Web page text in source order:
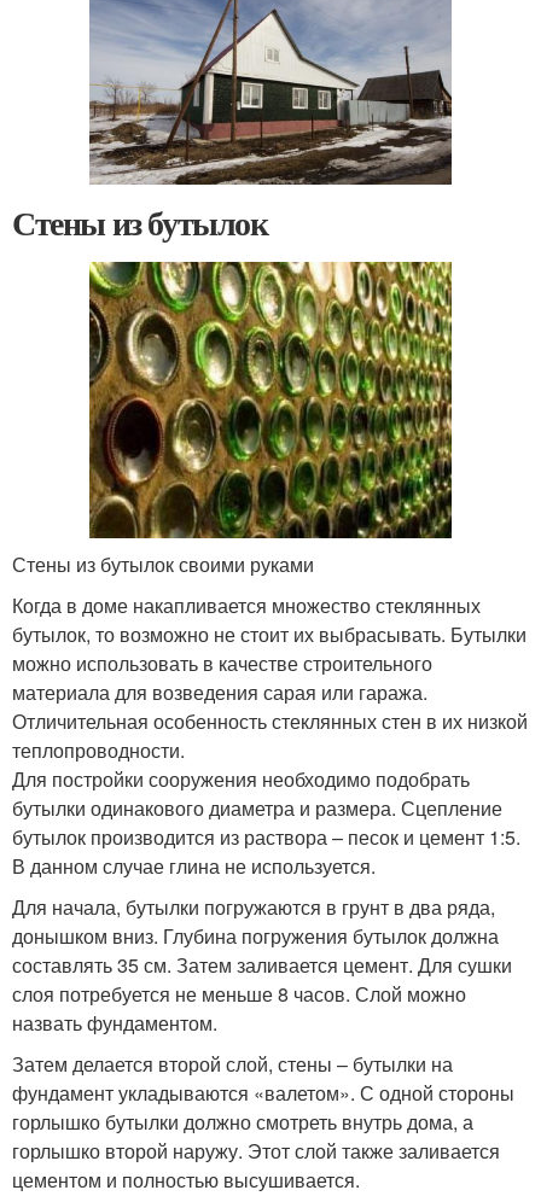
Стены из бутылок
Стены из бутылок своими руками
Когда в доме накапливается множество стеклянных
бутылок, то возможно не стоит их выбрасывать. Бутылки
можно использовать в качестве строительного
материала для возведения сарая или гаража.
Отличительная особенность стеклянных стен в их низкой
теплопроводности.
Для постройки сооружения необходимо подобрать
бутылки одинакового диаметра и размера. Сцепление
бутылок производится из раствора – песок и цемент 1:5.
В данном случае глина не используется.
Для начала, бутылки погружаются в грунт в два ряда,
донышком вниз. Глубина погружения бутылок должна
составлять 35 см. Затем заливается цемент. Для сушки
слоя потребуется не меньше 8 часов. Слой можно
назвать фундаментом.
Затем делается второй слой, стены – бутылки на
фундамент укладываются «валетом». С одной стороны
горлышко бутылки должно смотреть внутрь дома, а
горлышко второй наружу. Этот слой также заливается
цементом и полностью высушивается.